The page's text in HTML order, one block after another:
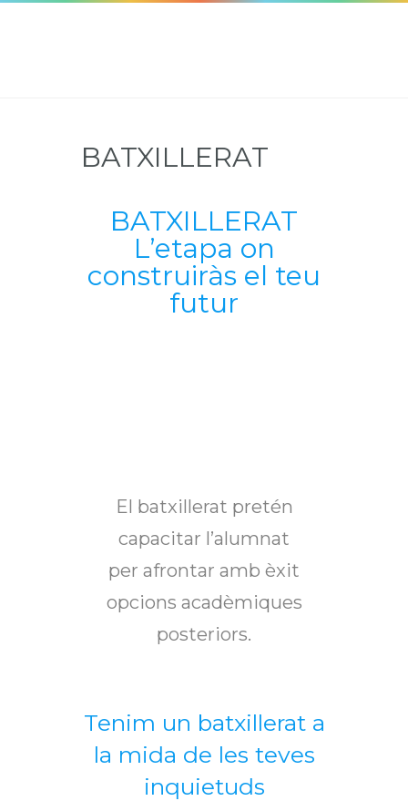
BATXILLERAT
BATXILLERAT
L’etapa on
construiràs el teu
futur
El batxillerat pretén
capacitar l’alumnat
per afrontar amb èxit
opcions acadèmiques
posteriors.
Tenim un batxillerat a
la mida de les teves
inquietuds